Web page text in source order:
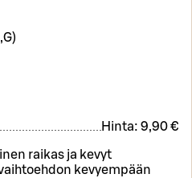
Hinta: 9,90 €
raikas ja kevyt
kevyempään